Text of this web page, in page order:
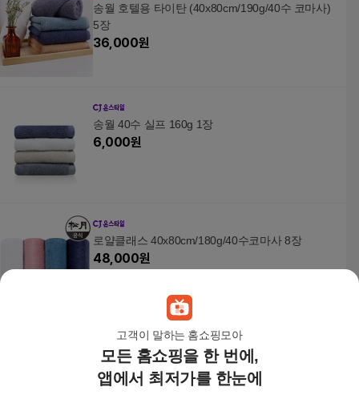
고객이 말하는 홈쇼핑모아
모든 홈쇼핑을 한 번에,
앱에서 최저가를 한눈에
송월 호텔용 타이탄 (40x80cm/190g/40수 코마사)
5장
36,000원
송월 40수 실프 160g 1장
6,000원
로얄클래스 40x80cm/180g/40수코마사 8장
48,000원
송월호텔수건 160g 코마사40수 딘딘 10매
45,000원